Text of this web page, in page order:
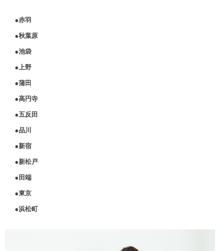
●赤羽
●秋葉原
●池袋
●上野
●蒲田
●高円寺
●五反田
●品川
●新宿
●新松戸
●田端
●東京
●浜松町